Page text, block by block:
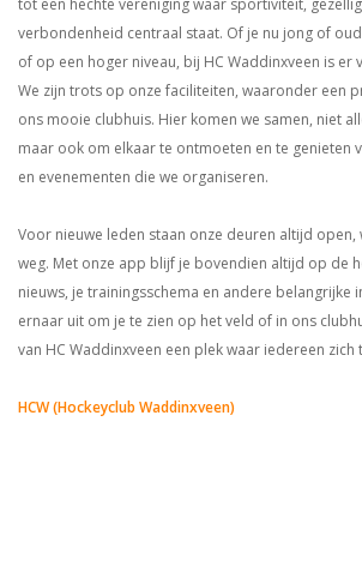
tot een hechte vereniging waar sportiviteit,
verbondenheid centraal staat. Of je nu jong of
of op een hoger niveau, bij HC Waddinxveen is er
We zijn trots op onze faciliteiten, waaronder een
ons mooie clubhuis. Hier komen we samen, niet
maar ook om elkaar te ontmoeten en te genieten
en evenementen die we organiseren.
Voor nieuwe leden staan onze deuren altijd open,
weg. Met onze app blijf je bovendien altijd op de
nieuws, je trainingsschema en andere belangrijke
ernaar uit om je te zien op het veld of in ons
van HC Waddinxveen een plek waar iedereen zich
HCW (Hockeyclub Waddinxveen)